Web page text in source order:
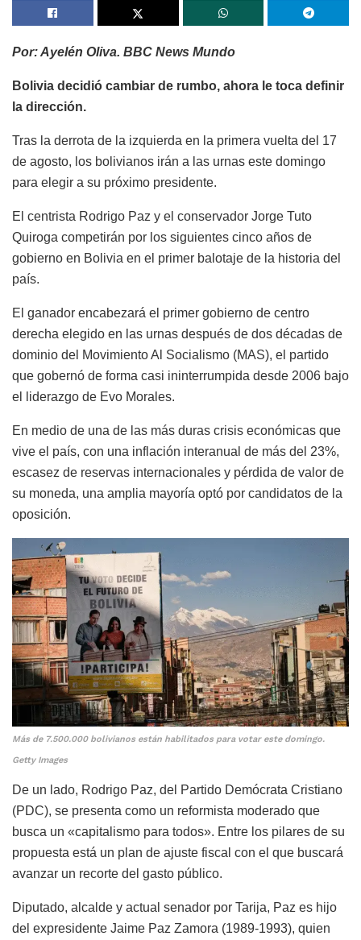
Por: Ayelén Oliva. BBC News Mundo
Bolivia decidió cambiar de rumbo, ahora le toca definir
la dirección.
Tras la derrota de la izquierda en la primera vuelta del 17
de agosto, los bolivianos irán a las urnas este domingo
para elegir a su próximo presidente.
El centrista Rodrigo Paz y el conservador Jorge Tuto
Quiroga competirán por los siguientes cinco años de
gobierno en Bolivia en el primer balotaje de la historia del
país.
El ganador encabezará el primer gobierno de centro
derecha elegido en las urnas después de dos décadas de
dominio del Movimiento Al Socialismo (MAS), el partido
que gobernó de forma casi ininterrumpida desde 2006 bajo
el liderazgo de Evo Morales.
En medio de una de las más duras crisis económicas que
vive el país, con una inflación interanual de más del 23%,
escasez de reservas internacionales y pérdida de valor de
su moneda, una amplia mayoría optó por candidatos de la
oposición.
Más de 7.500.000 bolivianos están habilitados para votar este domingo.
Getty Images
De un lado, Rodrigo Paz, del Partido Demócrata Cristiano
(PDC), se presenta como un reformista moderado que
busca un «capitalismo para todos». Entre los pilares de su
propuesta está un plan de ajuste fiscal con el que buscará
avanzar un recorte del gasto público.
Diputado, alcalde y actual senador por Tarija, Paz es hijo
del expresidente Jaime Paz Zamora (1989-1993), quien